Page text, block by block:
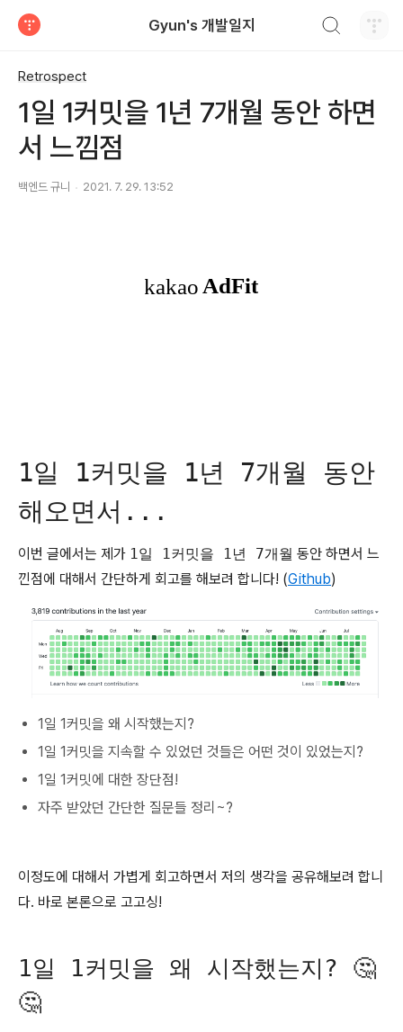
Gyun's 개발일지
Retrospect
1일 1커밋을 1년 7개월 동안 하면
서 느낌점
백엔드 규니 2021. 7. 29. 13:52
1일 1커밋을 1년 7개월 동안
해오면서...
이번 글에서는 제가 1일 1커밋을 1년 7개월 동안 하면서 느
낀점에 대해서 간단하게 회고를 해보려 합니다! (Github)
1일 1커밋을 왜 시작했는지?
1일 1커밋을 지속할 수 있었던 것들은 어떤 것이 있었는지?
1일 1커밋에 대한 장단점!
자주 받았던 간단한 질문들 정리~?
이정도에 대해서 가볍게 회고하면서 저의 생각을 공유해보려 합니
다. 바로 본론으로 고고싱!
1일 1커밋을 왜 시작했는지? 🤔
🤔